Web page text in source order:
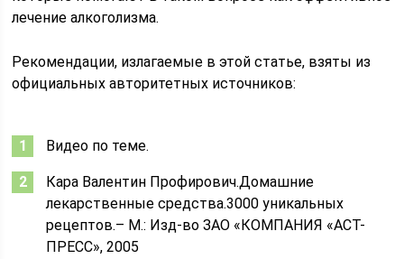
лечение алкоголизма.
Рекомендации, излагаемые в этой статье, взяты из
официальных авторитетных источников:
Видео по теме.
Кара Валентин Профирович.Домашние
лекарственные средства.3000 уникальных
рецептов.– М.: Изд-во ЗАО «КОМПАНИЯ «АСТ-
ПРЕСС», 2005